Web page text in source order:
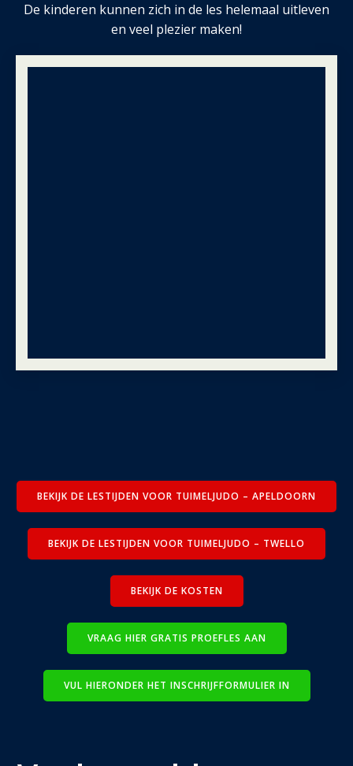
De kinderen kunnen zich in de les helemaal uitleven
en veel plezier maken!
BEKIJK DE LESTIJDEN VOOR TUIMELJUDO – APELDOORN
BEKIJK DE LESTIJDEN VOOR TUIMELJUDO – TWELLO
BEKIJK DE KOSTEN
VRAAG HIER GRATIS PROEFLES AAN
VUL HIERONDER HET INSCHRIJFFORMULIER IN